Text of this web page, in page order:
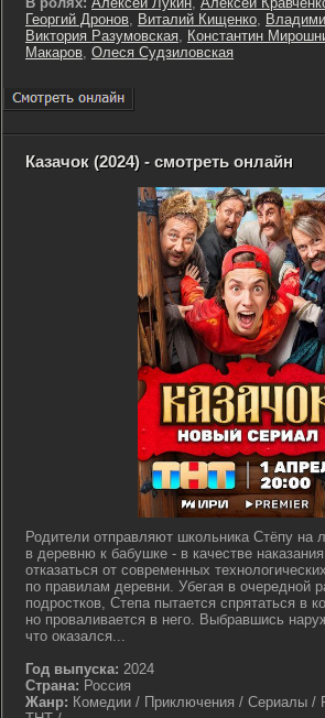
Георгий Дронов, Виталий Кищенко,
Виктория Разумовская, Константин
Макаров, Олеся Судзиловская
Казачок (2024) - смотреть онлайн
Родители отправляют школьника Стёпу на
в деревню к бабушке - в качестве
отказаться от современных
по правилам деревни. Убегая в очередной
подростков, Степа пытается спрятаться в
но проваливается в него. Выбравшись
что оказался...
Год выпуска: 2024
Страна: Россия
Жанр: Комедии / Приключения / Сериалы /